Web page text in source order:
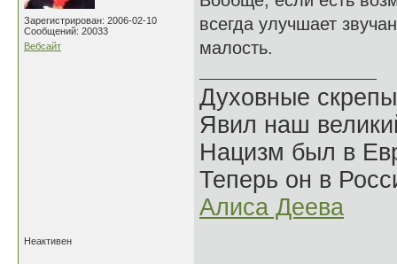
Зарегистрирован: 2006-02-10
Сообщений: 20033
Вебсайт
всегда улучшает
малость.
Духовные
Явил наш
Нацизм был в
Теперь он в
Алиса Деева
Неактивен